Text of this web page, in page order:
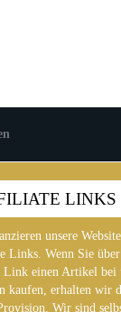
LINKS
unsere
Links. Wenn Sie über
Link einen Artikel bei
kaufen, erhalten wir
Wir sind